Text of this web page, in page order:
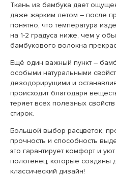
Ткань из бамбука дает
даже жарким летом – после
понятно, что температура
на 1-2 градуса ниже, чем у
бамбукового волокна
Ещё один важный пункт –
особыми натуральными
дезодорирущими и
происходит благодаря
теряет всех полезных
стирок.
Большой выбор расцветок,
прочность и способность
это гарантирует комфорт и
полотенец, которые созданы
классический дизайн!